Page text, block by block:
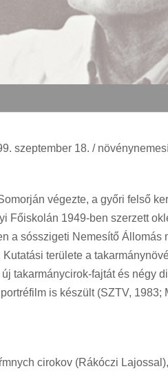
szeptember 18. /
végezte, a győri felső
Főiskolán 1949-ben szerzett
a sósszigeti Nemesítő Állomás
területe a
takarmánycirok-fajtát és négy
is készült (SZTV, 1983;
cirokov (Rákóczi